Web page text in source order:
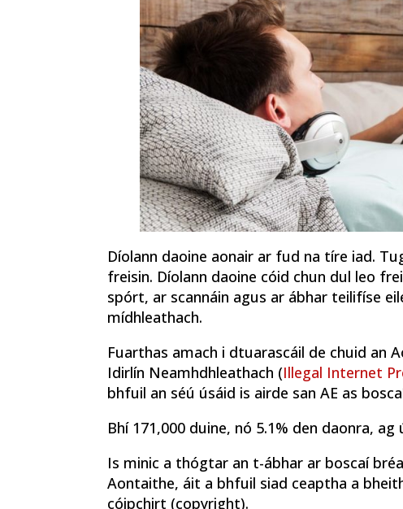
Díolann daoine aonair ar fud na tíre iad.
freisin. Díolann daoine cóid chun dul leo
spórt, ar scannáin agus ar ábhar teilifíse
mídhleathach.
Fuarthas amach i dtuarascáil de chuid an
Idirlín Neamhdhleathach (Illegal Internet
bhfuil an séú úsáid is airde san AE as
Bhí 171,000 duine, nó 5.1% den daonra,
Is minic a thógtar an t-ábhar ar boscaí
Aontaithe, áit a bhfuil siad ceaptha a
cóipchirt (copyright).